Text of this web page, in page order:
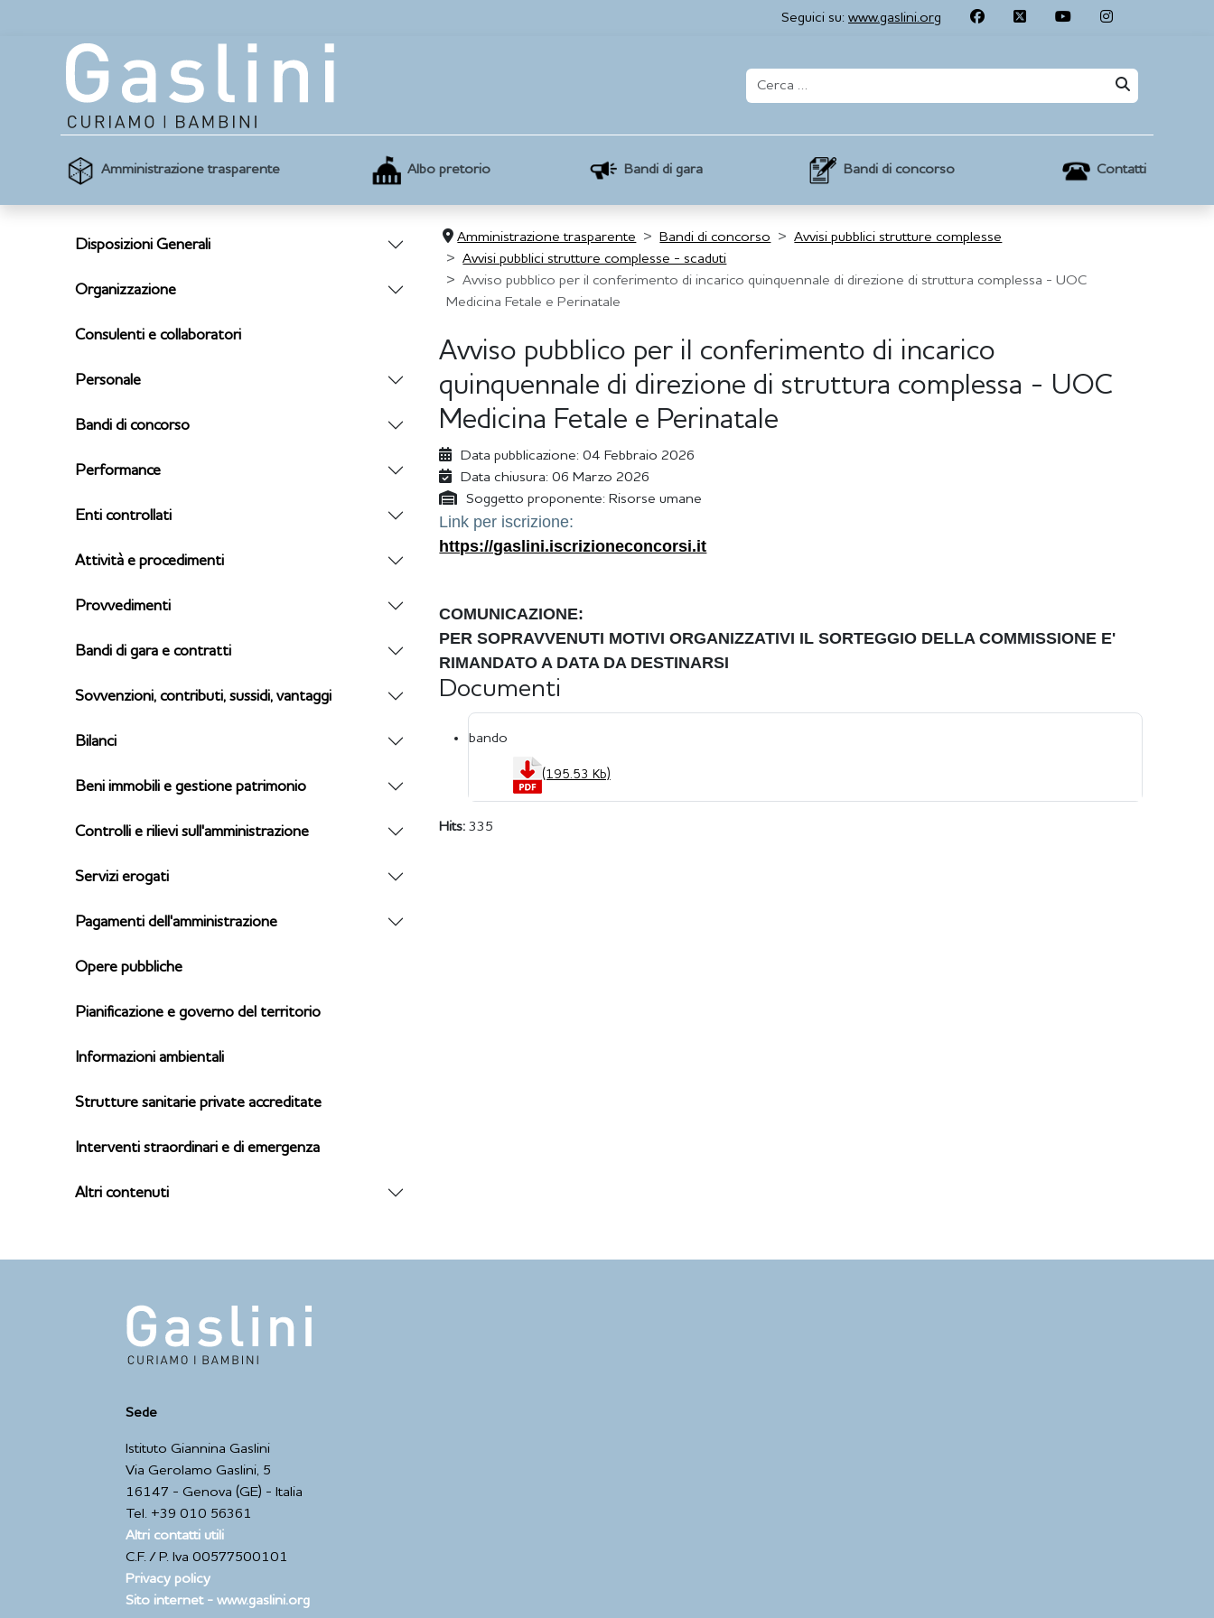
Seguici su: www.gaslini.org
Amministrazione trasparente Albo pretorio Bandi di gara Bandi di concorso Contatti
Disposizioni Generali
Organizzazione
Consulenti e collaboratori
Personale
Bandi di concorso
Performance
Enti controllati
Attività e procedimenti
Provvedimenti
Bandi di gara e contratti
Sovvenzioni, contributi, sussidi, vantaggi
Bilanci
Beni immobili e gestione patrimonio
Controlli e rilievi sull'amministrazione
Servizi erogati
Pagamenti dell'amministrazione
Opere pubbliche
Pianificazione e governo del territorio
Informazioni ambientali
Strutture sanitarie private accreditate
Interventi straordinari e di emergenza
Altri contenuti
Amministrazione trasparente Bandi di concorso
Avvisi pubblici strutture complesse
Avvisi pubblici strutture complesse - scaduti
Avviso pubblico per il conferimento di incarico quinquennale di direzione di struttura complessa - UOC
Medicina Fetale e Perinatale
Avviso pubblico per il conferimento di incarico
quinquennale di direzione di struttura complessa - UOC
Medicina Fetale e Perinatale
Data pubblicazione: 04 Febbraio 2026
Data chiusura: 06 Marzo 2026
Soggetto proponente: Risorse umane
Link per iscrizione:
https://gaslini.iscrizioneconcorsi.it
COMUNICAZIONE:
PER SOPRAVVENUTI MOTIVI ORGANIZZATIVI IL SORTEGGIO DELLA COMMISSIONE E'
RIMANDATO A DATA DA DESTINARSI
Documenti
bando
(195.53 Kb)
Hits: 335
Sede
Istituto Giannina Gaslini
Via Gerolamo Gaslini, 5
16147 - Genova (GE) - Italia
Tel. +39 010 56361
Altri contatti utili
C.F. / P. Iva 00577500101
Privacy policy
Sito internet - www.gaslini.org